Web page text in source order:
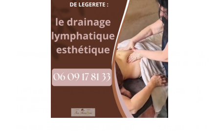
Tarif
Massage des pieds au bol kansu
69,00 €
89,00 €
Forfait massages des pieds au
245,00